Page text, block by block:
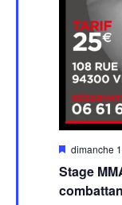
Mis
avant
dimanche
Stage